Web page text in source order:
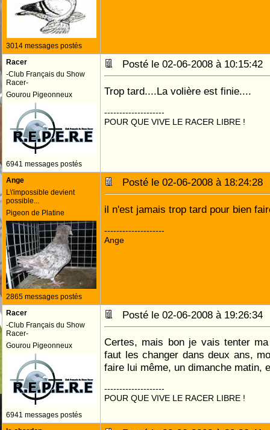
3014 messages postés
Racer
-Club Français du Show
Racer-
Gourou Pigeonneux
6941 messages postés
Posté le 02-06-2008 à
Trop tard....La volière est finie....
--------------------
POUR QUE VIVE LE RACER LIBRE !
Ange
L\'impossible devient
possible...
Pigeon de Platine
2865 messages postés
Posté le 02-06-2008 à
il n'est jamais trop tard pour bien
--------------------
Ange
Racer
-Club Français du Show
Racer-
Gourou Pigeonneux
6941 messages postés
Posté le 02-06-2008 à
Certes, mais bon je vais tenter
faut les changer dans deux ans,
faire lui même, un dimanche matin,
--------------------
POUR QUE VIVE LE RACER LIBRE !